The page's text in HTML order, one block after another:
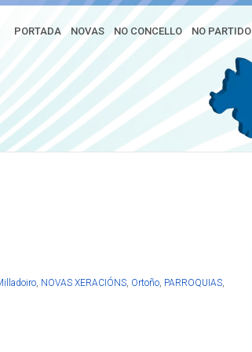
PORTADA NOVAS NO CONCELLO NO PARTIDO
de los edificios
, NOVAS XERACIÓNS, Ortoño, PARROQUIAS,